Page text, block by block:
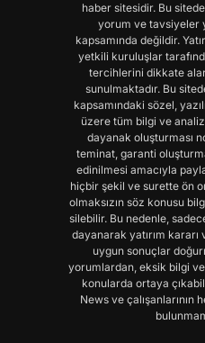
haber sitesidir. Bu
yorum ve tavsiyeler
kapsamında değildir.
yetkili kuruluşlar
tercihlerini dikkate
sunulmaktadır. Bu
kapsamındaki sözel,
üzere tüm bilgi ve
dayanak oluşturması
teminat, garanti
edinilmesi amacıyla
hiçbir şekil ve surette ön
olmaksızın söz konusu
silebilir. Bu nedenle,
dayanarak yatırım
uygun sonuçlar
yorumlardan, eksik bilgi
konularda ortaya
News ve çalışanlarının